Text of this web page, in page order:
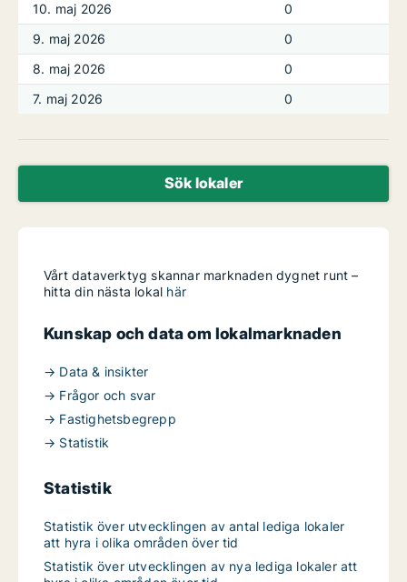
10. maj 2026
0
9. maj 2026
0
8. maj 2026
0
7. maj 2026
0
Sök lokaler
Vårt dataverktyg skannar marknaden dygnet runt –
hitta din nästa lokal här
Kunskap och data om lokalmarknaden
→ Data & insikter
→ Frågor och svar
→ Fastighetsbegrepp
→ Statistik
Statistik
Statistik över utvecklingen av antal lediga lokaler
att hyra i olika områden över tid
Statistik över utvecklingen av nya lediga lokaler att